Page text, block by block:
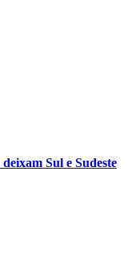
Sul e Sudeste